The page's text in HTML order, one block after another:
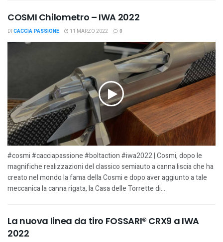
COSMI Chilometro – IWA 2022
DI CACCIA PASSIONE 11 MARZO 2022 0
#cosmi #cacciapassione #boltaction #iwa2022 | Cosmi, dopo le
magnifiche realizzazioni del classico semiauto a canna liscia che ha
creato nel mondo la fama della Cosmi e dopo aver aggiunto a tale
meccanica la canna rigata, la Casa delle Torrette di...
La nuova linea da tiro FOSSARI® CRX9 a IWA
2022